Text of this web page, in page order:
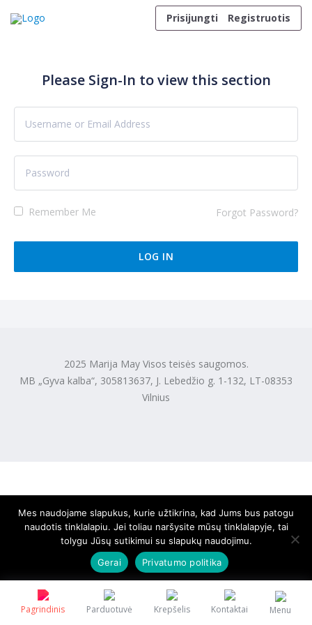
Prisijungti
Registruotis
Pagrindinis Parduotuvė Krepšelis Kontaktai Menu
Please Sign-In to view this section
Remember Me Forgot Password?
2025 Marija May Visos teisės saugomos.
MB „Gyva kalba“, 305813637, J. Lebedžio g. 1-132, LT-08353
Vilnius
Mes naudojame slapukus, kurie užtikrina, kad Jums bus patogu
naudotis tinklalapiu. Jei toliau naršysite mūsų tinklalapyje, tai
tolygu Jūsų sutikimui su slapukų naudojimu.
Gerai
Privatumo politika